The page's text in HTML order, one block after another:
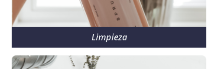
Limpieza